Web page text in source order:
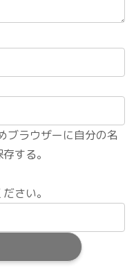
ブラウザーに自分の名
する。
さい。